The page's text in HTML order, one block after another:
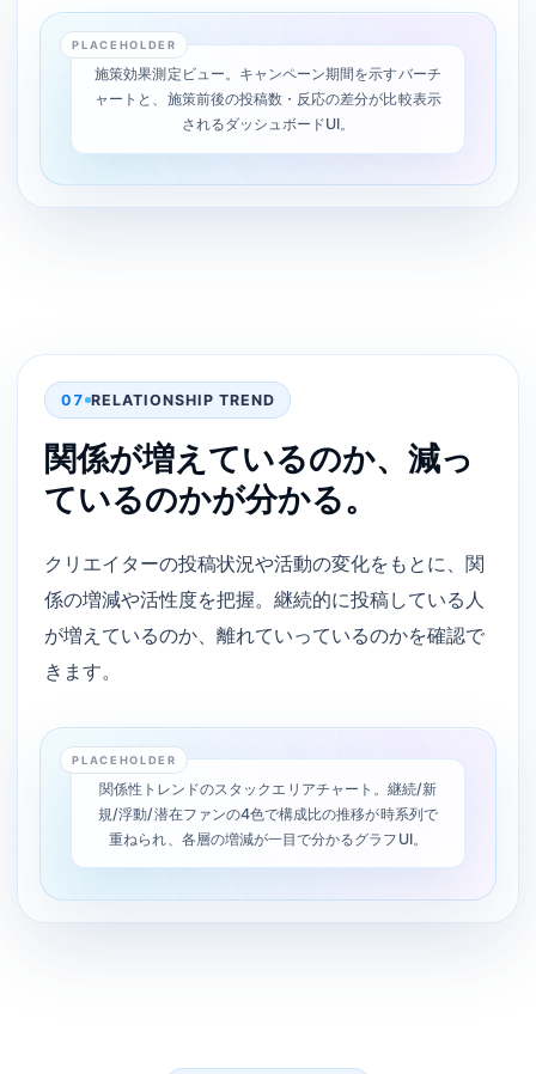
PLACEHOLDER
施策効果測定ビュー。キャンペーン期間を示すバーチ
ャートと、施策前後の投稿数・反応の差分が比較表示
されるダッシュボードUI。
07 RELATIONSHIP TREND
関係が増えているのか、減っ
ているのかが分かる。
クリエイターの投稿状況や活動の変化をもとに、関
係の増減や活性度を把握。継続的に投稿している人
が増えているのか、離れていっているのかを確認で
きます。
PLACEHOLDER
関係性トレンドのスタックエリアチャート。継続/新
規/浮動/潜在ファンの4色で構成比の推移が時系列で
重ねられ、各層の増減が一目で分かるグラフUI。